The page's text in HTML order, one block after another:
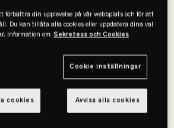
förbättra din upplevelse på vår webbplats och för att
Du kan tillåta alla cookies eller uppdatera dina val
Information om Sekretess och Cookies
Cookie inställningar
Avvisa alla cookies
cookies